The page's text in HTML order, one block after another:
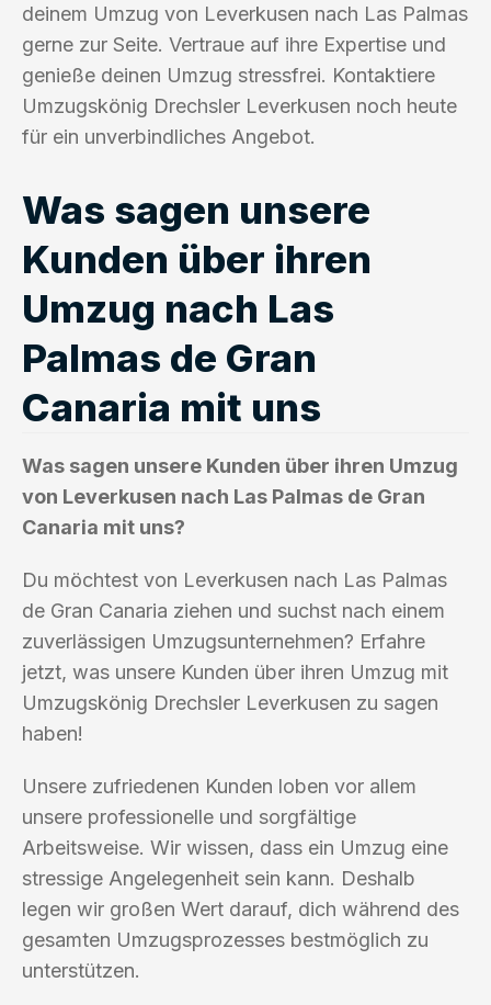
deinem Umzug von Leverkusen nach Las Palmas
gerne zur Seite. Vertraue auf ihre Expertise und
genieße deinen Umzug stressfrei. Kontaktiere
Umzugskönig Drechsler Leverkusen noch heute
für ein unverbindliches Angebot.
Was sagen unsere
Kunden über ihren
Umzug nach Las
Palmas de Gran
Canaria mit uns
Was sagen unsere Kunden über ihren Umzug
von Leverkusen nach Las Palmas de Gran
Canaria mit uns?
Du möchtest von Leverkusen nach Las Palmas
de Gran Canaria ziehen und suchst nach einem
zuverlässigen Umzugsunternehmen? Erfahre
jetzt, was unsere Kunden über ihren Umzug mit
Umzugskönig Drechsler Leverkusen zu sagen
haben!
Unsere zufriedenen Kunden loben vor allem
unsere professionelle und sorgfältige
Arbeitsweise. Wir wissen, dass ein Umzug eine
stressige Angelegenheit sein kann. Deshalb
legen wir großen Wert darauf, dich während des
gesamten Umzugsprozesses bestmöglich zu
unterstützen.